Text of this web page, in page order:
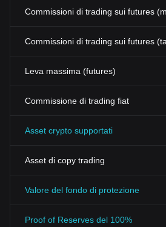
Commissioni di trading sui futures
Commissioni di trading sui futures
Leva massima (futures)
Commissione di trading fiat
Asset crypto supportati
Asset di copy trading
Valore del fondo di protezione
Proof of Reserves del 100%